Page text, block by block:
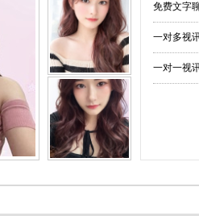
免费文字
一对多视
一对一视